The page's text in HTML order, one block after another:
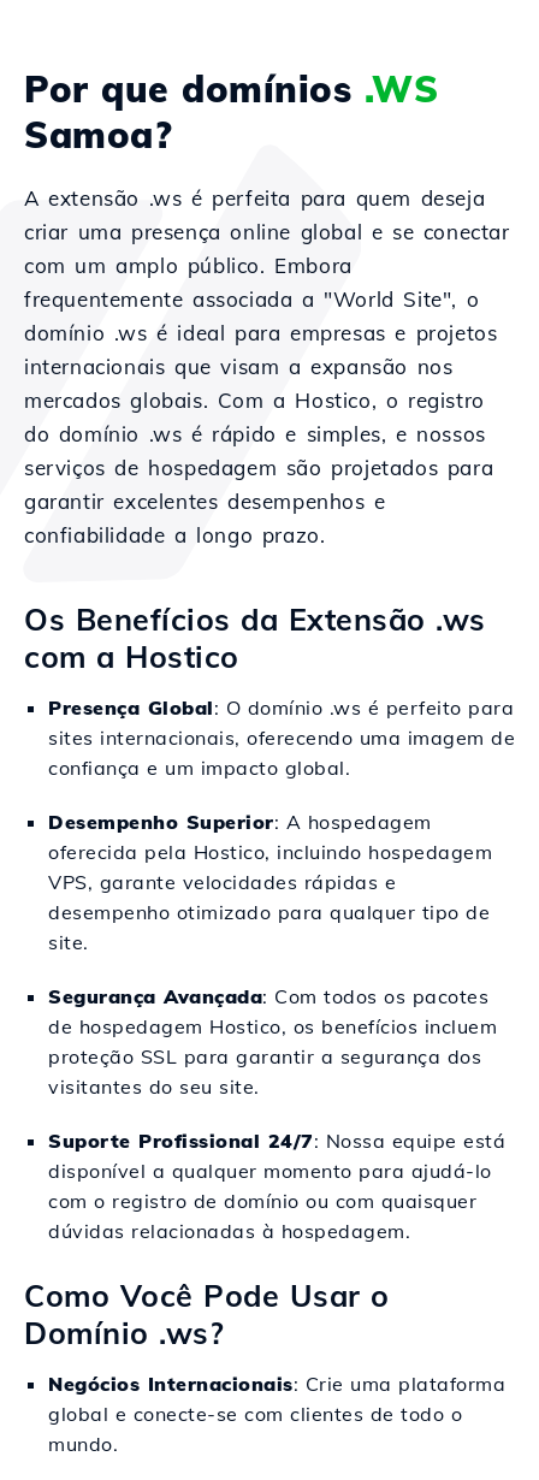
Por que domínios .WS
Samoa?
A extensão .ws é perfeita para quem deseja
criar uma presença online global e se conectar
com um amplo público. Embora
frequentemente associada a "World Site", o
domínio .ws é ideal para empresas e projetos
internacionais que visam a expansão nos
mercados globais. Com a Hostico, o registro
do domínio .ws é rápido e simples, e nossos
serviços de hospedagem são projetados para
garantir excelentes desempenhos e
confiabilidade a longo prazo.
Os Benefícios da Extensão .ws
com a Hostico
Presença Global: O domínio .ws é perfeito para
sites internacionais, oferecendo uma imagem de
confiança e um impacto global.
Desempenho Superior: A hospedagem
oferecida pela Hostico, incluindo hospedagem
VPS, garante velocidades rápidas e
desempenho otimizado para qualquer tipo de
site.
Segurança Avançada: Com todos os pacotes
de hospedagem Hostico, os benefícios incluem
proteção SSL para garantir a segurança dos
visitantes do seu site.
Suporte Profissional 24/7: Nossa equipe está
disponível a qualquer momento para ajudá-lo
com o registro de domínio ou com quaisquer
dúvidas relacionadas à hospedagem.
Como Você Pode Usar o
Domínio .ws?
Negócios Internacionais: Crie uma plataforma
global e conecte-se com clientes de todo o
mundo.